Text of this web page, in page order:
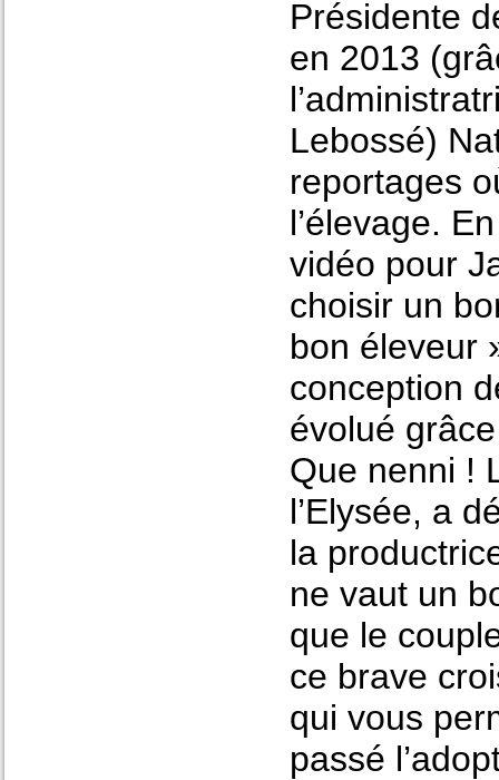
Présidente
en 2013
Lebossé)
reportages
l’élevage.
vidéo pour
choisir un
bon éleveur
conception
évolué
Que nenni !
l’Elysée, a
la
ne vaut un
que le
ce brave
qui vous
passé